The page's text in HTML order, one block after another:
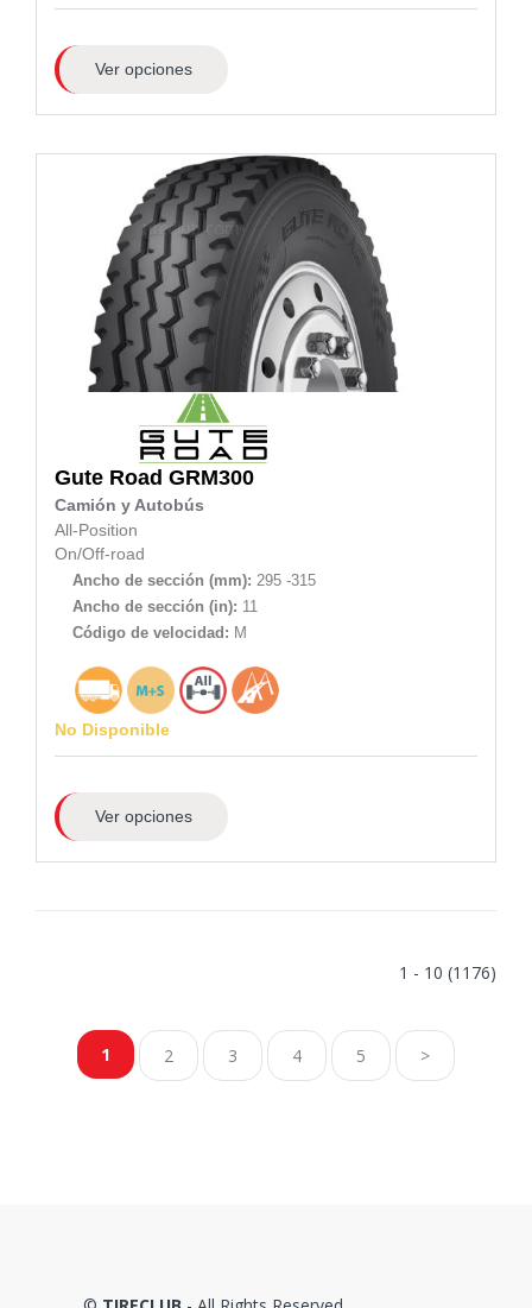
Ver opciones
Gute Road GRM300
Camión y Autobús
All-Position
On/Off-road
Ancho de sección (mm): 295 -315
Ancho de sección (in): 11
Código de velocidad: M
No Disponible
Ver opciones
1 - 10 (1176)
1 2 3 4 5 >